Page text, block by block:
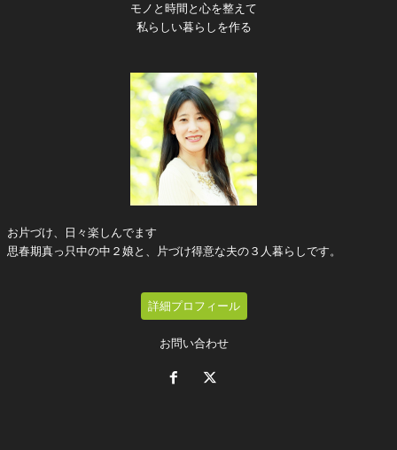
モノと時間と心を整えて
私らしい暮らしを作る
お片づけ、日々楽しんでます
思春期真っ只中の中２娘と、片づけ得意な夫の３人暮らしです。
詳細プロフィール
お問い合わせ